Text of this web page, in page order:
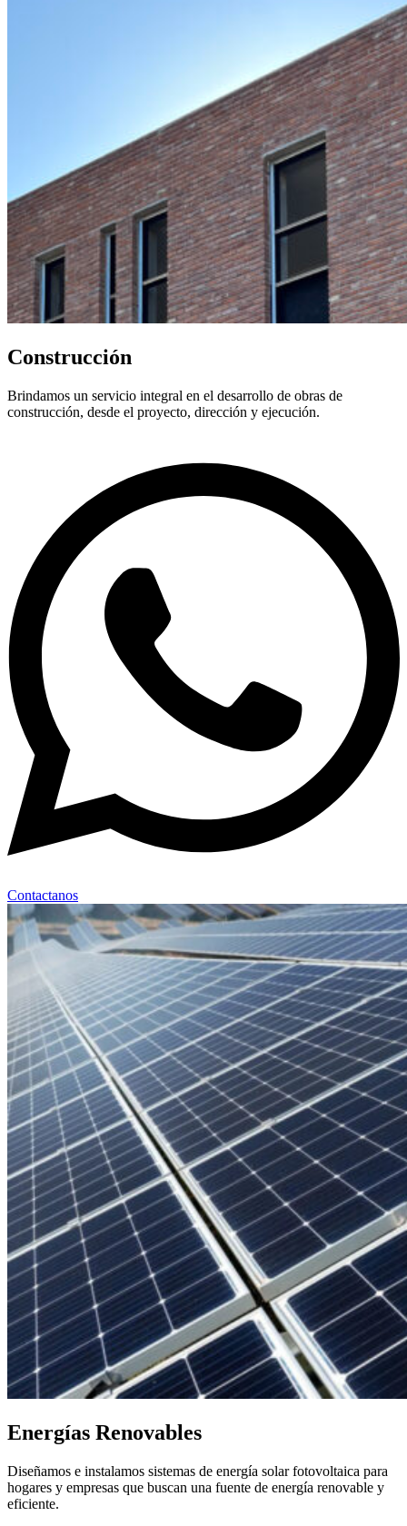
Construcción
Brindamos un servicio integral en el desarrollo de obras de
construcción, desde el proyecto, dirección y ejecución.
Contactanos
Energías Renovables
Diseñamos e instalamos sistemas de energía solar fotovoltaica para
hogares y empresas que buscan una fuente de energía renovable y
eficiente.